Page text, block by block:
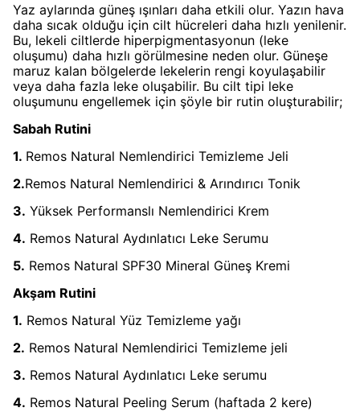
Yaz aylarında güneş ışınları daha etkili olur. Yazın hava
daha sıcak olduğu için cilt hücreleri daha hızlı yenilenir.
Bu, lekeli ciltlerde hiperpigmentasyonun (leke
oluşumu) daha hızlı görülmesine neden olur. Güneşe
maruz kalan bölgelerde lekelerin rengi koyulaşabilir
veya daha fazla leke oluşabilir. Bu cilt tipi leke
oluşumunu engellemek için şöyle bir rutin oluşturabilir;
Sabah Rutini
1. Remos Natural Nemlendirici Temizleme Jeli
2.Remos Natural Nemlendirici & Arındırıcı Tonik
3. Yüksek Performanslı Nemlendirici Krem
4. Remos Natural Aydınlatıcı Leke Serumu
5. Remos Natural SPF30 Mineral Güneş Kremi
Akşam Rutini
1. Remos Natural Yüz Temizleme yağı
2. Remos Natural Nemlendirici Temizleme jeli
3. Remos Natural Aydınlatıcı Leke serumu
4. Remos Natural Peeling Serum (haftada 2 kere)